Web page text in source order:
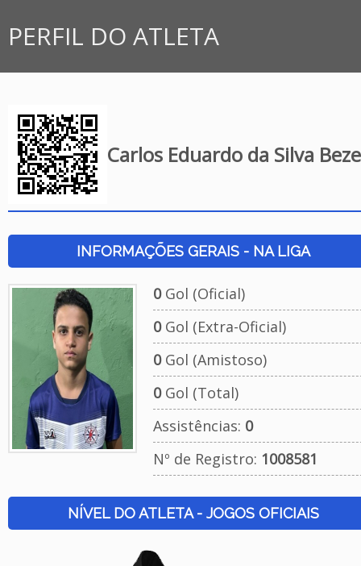
PERFIL DO ATLETA
Carlos Eduardo da Silva
INFORMAÇÕES GERAIS - NA LIGA
0Gol (Oficial)
0Gol (Extra-Oficial)
0Gol (Amistoso)
0Gol (Total)
Assistências: 0
Nº de Registro: 1008581
NÍVEL DO ATLETA - JOGOS OFICIAIS